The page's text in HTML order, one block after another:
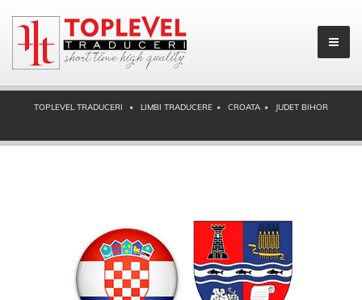
TOPLEVEL TRADUCERI LIMBI TRADUCERE CROATA JUDET BIHOR